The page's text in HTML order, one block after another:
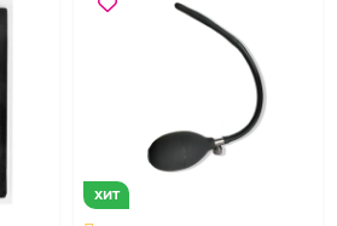
ХИТ